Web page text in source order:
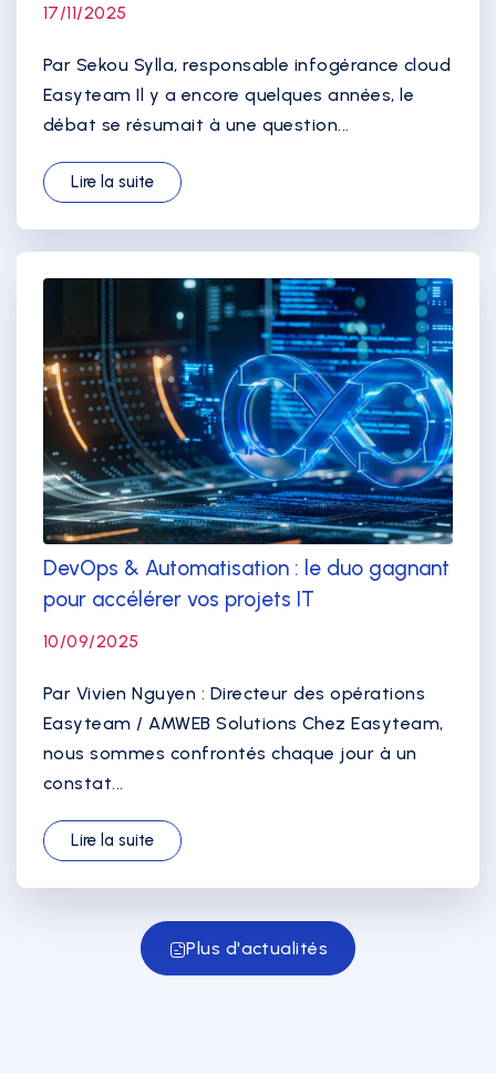
17/11/2025
Par Sekou Sylla, responsable infogérance cloud
Easyteam Il y a encore quelques années, le
débat se résumait à une question...
Lire la suite
DevOps & Automatisation : le duo gagnant
pour accélérer vos projets IT
10/09/2025
Par Vivien Nguyen : Directeur des opérations
Easyteam / AMWEB Solutions Chez Easyteam,
nous sommes confrontés chaque jour à un
constat...
Lire la suite
Plus d'actualités